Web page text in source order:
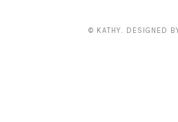
© KATHY. DESIGNED